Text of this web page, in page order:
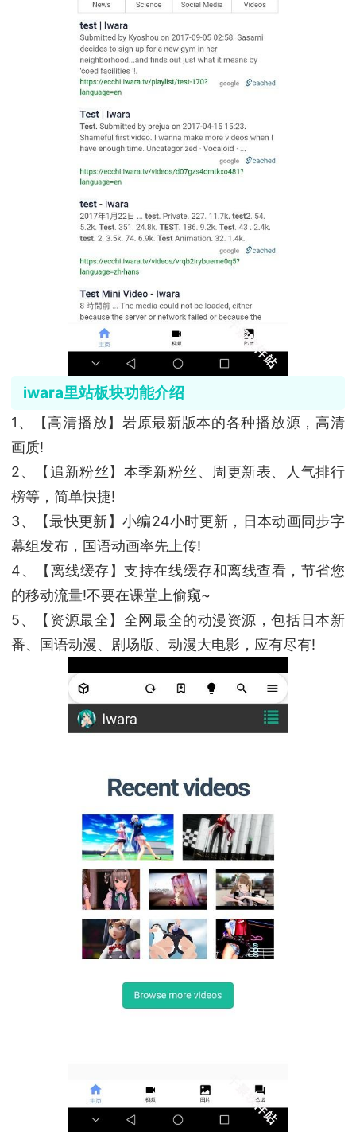
iwara里站板块功能介绍
1、【高清播放】岩原最新版本的各种播放源，高清
画质!
2、【追新粉丝】本季新粉丝、周更新表、人气排行
榜等，简单快捷!
3、【最快更新】小编24小时更新，日本动画同步字
幕组发布，国语动画率先上传!
4、【离线缓存】支持在线缓存和离线查看，节省您
的移动流量!不要在课堂上偷窥~
5、【资源最全】全网最全的动漫资源，包括日本新
番、国语动漫、剧场版、动漫大电影，应有尽有!